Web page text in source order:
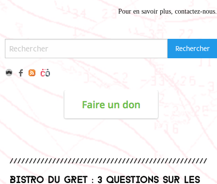
Pour en savoir plus, contactez-nous
Bistro du GRET : 3 questions sur les